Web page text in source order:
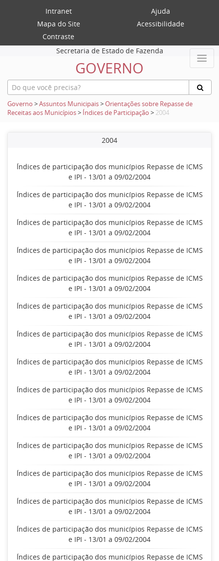
Intranet
Ajuda
Mapa do Site
Acessibilidade
Contraste
Secretaria de Estado de Fazenda
GOVERNO
Governo >Assuntos Municipais>Orientações sobre Repasse de
Receitas aos Municípios> Índices de Participação > 2004
2004
Índices de participação dos municípios Repasse de ICMS
e IPI - 13/01 a 09/02/2004
Índices de participação dos municípios Repasse de ICMS
e IPI - 13/01 a 09/02/2004
Índices de participação dos municípios Repasse de ICMS
e IPI - 13/01 a 09/02/2004
Índices de participação dos municípios Repasse de ICMS
e IPI - 13/01 a 09/02/2004
Índices de participação dos municípios Repasse de ICMS
e IPI - 13/01 a 09/02/2004
Índices de participação dos municípios Repasse de ICMS
e IPI - 13/01 a 09/02/2004
Índices de participação dos municípios Repasse de ICMS
e IPI - 13/01 a 09/02/2004
Índices de participação dos municípios Repasse de ICMS
e IPI - 13/01 a 09/02/2004
Índices de participação dos municípios Repasse de ICMS
e IPI - 13/01 a 09/02/2004
Índices de participação dos municípios Repasse de ICMS
e IPI - 13/01 a 09/02/2004
Índices de participação dos municípios Repasse de ICMS
e IPI - 13/01 a 09/02/2004
Índices de participação dos municípios Repasse de ICMS
e IPI - 13/01 a 09/02/2004
Índices de participação dos municípios Repasse de ICMS
e IPI - 13/01 a 09/02/2004
Índices de participação dos municípios Repasse de ICMS
e IPI - 13/01 a 09/02/2004
Índices de participação dos municípios Repasse de ICMS